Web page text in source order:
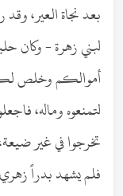
بعد نجاة العير،
لبني زهرة - وكان
أموالكم وخلص
لتمنعوه وماله،
تخرجوا في غير
فلم يشهد بدراً زهري